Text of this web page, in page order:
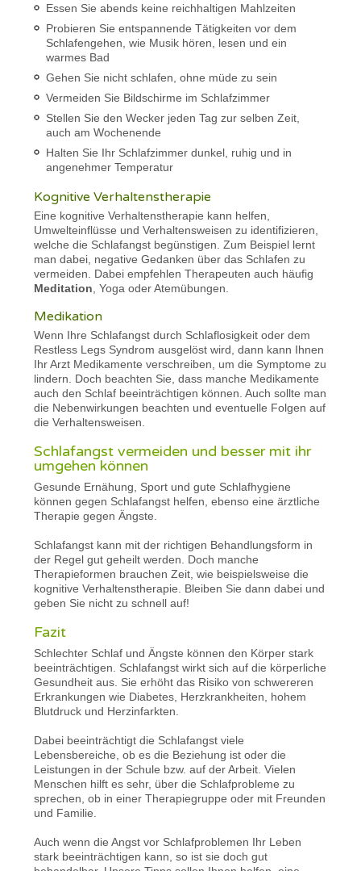
Essen Sie abends keine reichhaltigen Mahlzeiten
Probieren Sie entspannende Tätigkeiten vor dem
Schlafengehen, wie Musik hören, lesen und ein
warmes Bad
Gehen Sie nicht schlafen, ohne müde zu sein
Vermeiden Sie Bildschirme im Schlafzimmer
Stellen Sie den Wecker jeden Tag zur selben Zeit,
auch am Wochenende
Halten Sie Ihr Schlafzimmer dunkel, ruhig und in
angenehmer Temperatur
Kognitive Verhaltenstherapie
Eine kognitive Verhaltenstherapie kann helfen,
Umwelteinflüsse und Verhaltensweisen zu identifizieren,
welche die Schlafangst begünstigen. Zum Beispiel lernt
man dabei, negative Gedanken über das Schlafen zu
vermeiden. Dabei empfehlen Therapeuten auch häufig
Meditation , Yoga oder Atemübungen.
Medikation
Wenn Ihre Schlafangst durch Schlaflosigkeit oder dem
Restless Legs Syndrom ausgelöst wird, dann kann Ihnen
Ihr Arzt Medikamente verschreiben, um die Symptome zu
lindern. Doch beachten Sie, dass manche Medikamente
auch den Schlaf beeinträchtigen können. Auch sollte man
die Nebenwirkungen beachten und eventuelle Folgen auf
die Verhaltensweisen.
Schlafangst vermeiden und besser mit ihr
umgehen können
Gesunde Ernähung, Sport und gute Schlafhygiene
können gegen Schlafangst helfen, ebenso eine ärztliche
Therapie gegen Ängste.
Schlafangst kann mit der richtigen Behandlungsform in
der Regel gut geheilt werden. Doch manche
Therapieformen brauchen Zeit, wie beispielsweise die
kognitive Verhaltenstherapie. Bleiben Sie dann dabei und
geben Sie nicht zu schnell auf!
Fazit
Schlechter Schlaf und Ängste können den Körper stark
beeinträchtigen. Schlafangst wirkt sich auf die körperliche
Gesundheit aus. Sie erhöht das Risiko von schwereren
Erkrankungen wie Diabetes, Herzkrankheiten, hohem
Blutdruck und Herzinfarkten.
Dabei beeinträchtigt die Schlafangst viele
Lebensbereiche, ob es die Beziehung ist oder die
Leistungen in der Schule bzw. auf der Arbeit. Vielen
Menschen hilft es sehr, über die Schlafprobleme zu
sprechen, ob in einer Therapiegruppe oder mit Freunden
und Familie.
Auch wenn die Angst vor Schlafproblemen Ihr Leben
stark beeinträchtigen kann, so ist sie doch gut